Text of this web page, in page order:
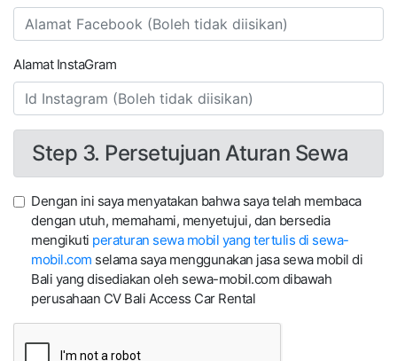
Alamat InstaGram
Step 3. Persetujuan Aturan Sewa
Dengan ini saya menyatakan bahwa saya telah membaca
dengan utuh, memahami, menyetujui, dan bersedia
mengikuti peraturan sewa mobil yang tertulis di sewa-
mobil.com selama saya menggunakan jasa sewa mobil di
Bali yang disediakan oleh sewa-mobil.com dibawah
perusahaan CV Bali Access Car Rental